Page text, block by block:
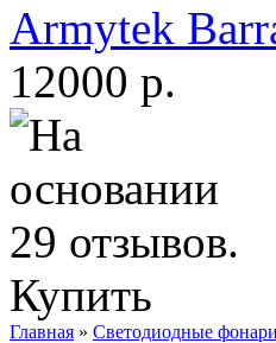
Armytek
12000 р.
Купить
Главная » Светодиодные фонари